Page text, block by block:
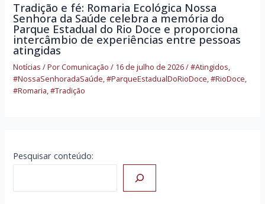
Tradição e fé: Romaria Ecológica Nossa
Senhora da Saúde celebra a memória do
Parque Estadual do Rio Doce e proporciona
intercâmbio de experiências entre pessoas
atingidas
Notícias / PorComunicação/ 16 de julho de 2026/#Atingidos,
#NossaSenhoradaSaúde,#ParqueEstadualDoRioDoce,#RioDoce,
#Romaria,#Tradição
Pesquisar conteúdo: